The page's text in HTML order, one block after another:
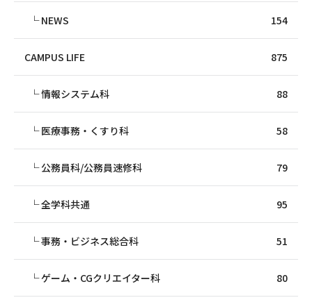
NEWS 154
CAMPUS LIFE 875
情報システム科 88
医療事務・くすり科 58
公務員科/公務員速修科 79
全学科共通 95
事務・ビジネス総合科 51
ゲーム・CGクリエイター科 80